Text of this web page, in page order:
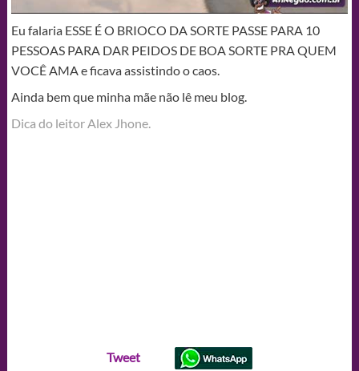
Eu falaria ESSE É O BRIOCO DA SORTE PASSE PARA 10
PESSOAS PARA DAR PEIDOS DE BOA SORTE PRA QUEM
VOCÊ AMA e ficava assistindo o caos.
Ainda bem que minha mãe não lê meu blog.
Dica do leitor Alex Jhone.
Tweet